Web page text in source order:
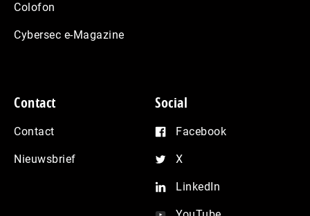
Colofon
Cybersec e-Magazine
Contact
Contact
Nieuwsbrief
Social
Facebook
X
LinkedIn